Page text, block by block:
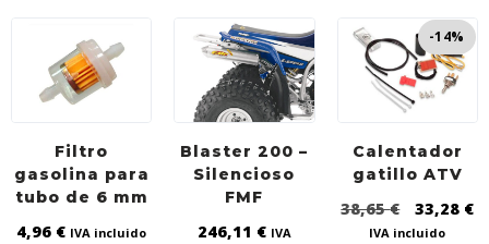
k
Filtro
gasolina para
tubo de 6 mm
4,96 € IVA incluido
Blaster 200 –
Silencioso
FMF
246,11 € IVA
-14%
Calentador
gatillo ATV
38,65€ 33,28 €
IVA incluido